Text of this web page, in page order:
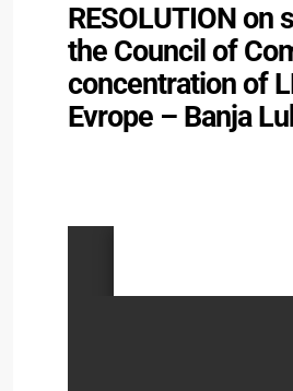
RESOLUTION
the Council of
concentration of
Evrope – Banja